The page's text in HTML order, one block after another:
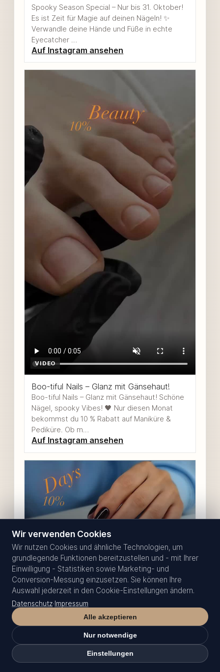
Spooky Season Special – Nur bis 31. Oktober!
Es ist Zeit für Magie auf deinen Nägeln! ✨
Verwandle deine Hände und Füße in echte
Eyecatcher …
Auf Instagram ansehen
VIDEO
Boo-tiful Nails – Glanz mit Gänsehaut!
Boo-tiful Nails – Glanz mit Gänsehaut! Schöne
Nägel, spooky Vibes! 🖤 Nur diesen Monat
bekommst du 10 % Rabatt auf Maniküre &
Pediküre. Ob m…
Auf Instagram ansehen
VIDEO
Spooky Beauty Deal – Nur im Oktober!
Spooky Beauty Deal – Nur im Oktober! Der
Oktober wird schön schaurig! 💅✨ Gönn dir
glänzende Halloween-Nägel oder eine
pflegende Pediküre – …
Auf Instagram ansehen
Deine Auswahl Termin auswählen
Wir verwenden Cookies
Wir nutzen Cookies und ähnliche Technologien, um
grundlegende Funktionen bereitzustellen und - mit Ihrer
Einwilligung - Statistiken sowie Marketing- und
Conversion-Messung einzusetzen. Sie können Ihre
Auswahl jederzeit in den Cookie-Einstellungen ändern.
Datenschutz· Impressum
Alle akzeptieren
Nur notwendige
Einstellungen